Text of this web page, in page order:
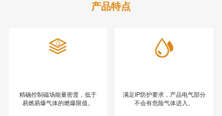
产品特点
精确控制磁场能量密度，低于
易燃易爆气体的燃爆限值。
满足IP防护要求，产品电气部分
不会有危险气体进入。